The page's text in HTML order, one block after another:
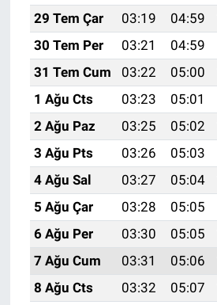
29 Tem Çar
03:19 04:59
30 Tem Per
03:21 04:59
31 Tem Cum
03:22 05:00
1 Ağu Cts
03:23 05:01
2 Ağu Paz
03:25 05:02
3 Ağu Pts
03:26 05:03
4 Ağu Sal
03:27 05:04
5 Ağu Çar
03:28 05:05
6 Ağu Per
03:30 05:05
7 Ağu Cum
03:31 05:06
8 Ağu Cts
03:32 05:07